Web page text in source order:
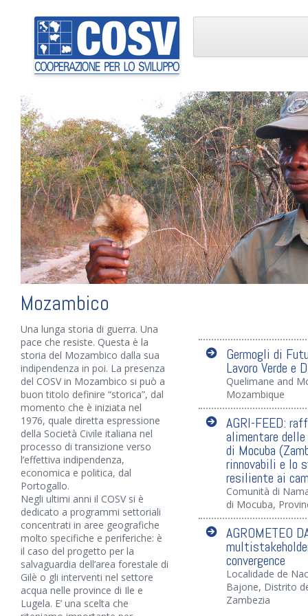
Mozambico
Una lunga storia di guerra. Una
pace che resiste. Questa è la
storia del Mozambico dalla sua
indipendenza in poi. La presenza
del COSV in Mozambico si può a
buon titolo definire “storica”, dal
momento che è iniziata nel
1976, quale diretta espressione
della Società Civile italiana nel
processo di transizione verso
l’effettiva indipendenza,
economica e politica, dal
Portogallo.
Negli ultimi anni il COSV si è
dedicato a programmi settoriali
concentrati in aree geografiche
molto specifiche e periferiche: è
il caso del progetto per la
salvaguardia dell’area forestale di
Gilè o gli interventi nel settore
acqua nelle province di Ile e
Lugela. E’ una scelta che
Germogli di
Lavoro Verde e
Quelimane and
Mozambique
AGRI-FEED:
alimentare
di Mocuba
rinnovabili e lo
resiliente ai
Comunità di
di Mocuba,
AGROMETEO
convergence
Localidade de
Bajone, Distrito
Zambezia